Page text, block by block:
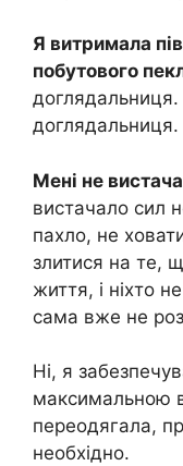
Я витримала
побутового
доглядальниця.
Мені не
вистачало сил
пахло, не
злитися на те,
життя, і ніхто
сама вже не
Ні, я
максимальною
переодягала,
необхідно.